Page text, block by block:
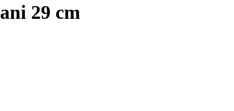
29 cm